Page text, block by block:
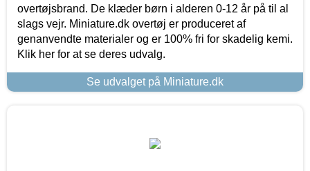
overtøjsbrand. De klæder børn i alderen 0-12 år på til al
slags vejr. Miniature.dk overtøj er produceret af
genanvendte materialer og er 100% fri for skadelig kemi.
Klik her for at se deres udvalg.
Se udvalget på Miniature.dk